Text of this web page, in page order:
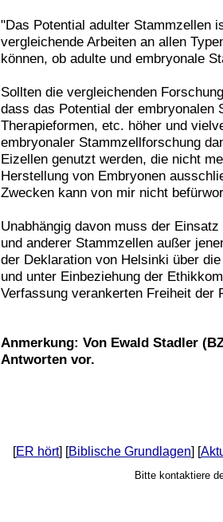
"Das Potential adulter Stammzellen
vergleichende Arbeiten an allen
können, ob adulte und embryonale
Sollten die vergleichenden
dass das Potential der embryonalen
Therapieformen, etc. höher und
embryonaler Stammzellforschung
Eizellen genutzt werden, die nicht
Herstellung von Embryonen
Zwecken kann von mir nicht
Unabhängig davon muss der
und anderer Stammzellen außer
der Deklaration von Helsinki über
und unter Einbeziehung der
Verfassung verankerten Freiheit der
Anmerkung: Von Ewald Stadler
Antworten vor.
[ER hört] [Biblische Grundlagen] [
Bitte kontaktiere